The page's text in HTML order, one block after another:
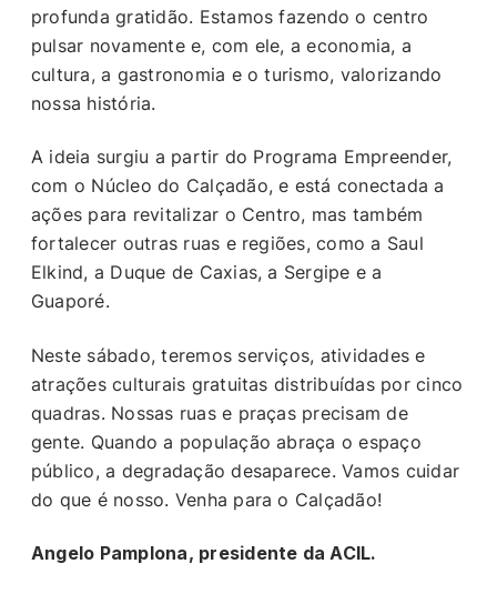
profunda gratidão. Estamos fazendo o centro
pulsar novamente e, com ele, a economia, a
cultura, a gastronomia e o turismo, valorizando
nossa história.
A ideia surgiu a partir do Programa Empreender,
com o Núcleo do Calçadão, e está conectada a
ações para revitalizar o Centro, mas também
fortalecer outras ruas e regiões, como a Saul
Elkind, a Duque de Caxias, a Sergipe e a
Guaporé.
Neste sábado, teremos serviços, atividades e
atrações culturais gratuitas distribuídas por cinco
quadras. Nossas ruas e praças precisam de
gente. Quando a população abraça o espaço
público, a degradação desaparece. Vamos cuidar
do que é nosso. Venha para o Calçadão!
Angelo Pamplona, presidente da ACIL.